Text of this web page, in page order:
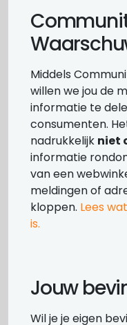
Middels
willen we jou de
informatie te
consumenten.
nadrukkelijk niet
informatie
van een
meldingen of
kloppen. Lees
is.
Jouw
Wil je je eigen